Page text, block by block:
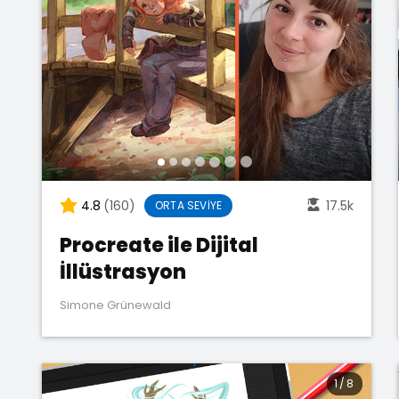
4.8 (160) ORTA SEVIYE 17.5k
Procreate ile Dijital
İllüstrasyon
Simone Grünewald
1/8